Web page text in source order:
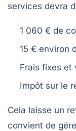
services devra
1 060 € de
15 € environ
Frais fixes et
Impôt sur le
Cela laisse un
convient de